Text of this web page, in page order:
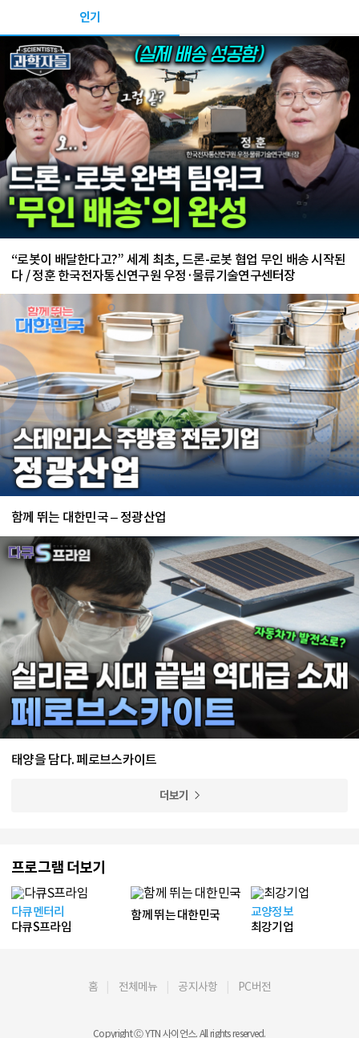
인기
“로봇이 배달한다고?” 세계 최초, 드론-로봇 협업 무인 배송 시작된
다 / 정훈 한국전자통신연구원 우정·물류기술연구센터장
함께 뛰는 대한민국 – 정광산업
태양을 담다. 페로브스카이트
더보기
프로그램 더보기
다큐멘터리
다큐S프라임
함께 뛰는 대한민국
교양정보
최강기업
홈 전체메뉴 공지사항 PC버전
Copyright Ⓒ YTN 사이언스. All rights reserved.